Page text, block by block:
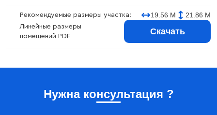
Рекомендуемые размеры участка: 19.56 М 21.86 М
Линейные размеры
помещений PDF
Скачать
Нужна консультация ?